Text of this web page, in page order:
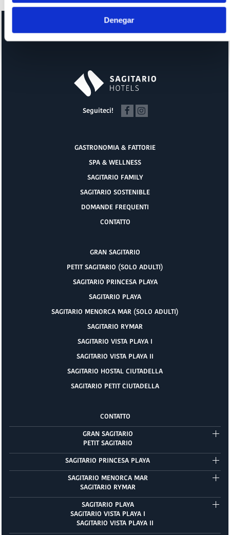
Denegar
Seguiteci!
GASTRONOMIA & FATTORIE
SPA & WELLNESS
SAGITARIO FAMILY
SAGITARIO SOSTENIBLE
DOMANDE FREQUENTI
CONTATTO
GRAN SAGITARIO
PETIT SAGITARIO (SOLO ADULTI)
SAGITARIO PRINCESA PLAYA
SAGITARIO PLAYA
SAGITARIO MENORCA MAR (SOLO ADULTI)
SAGITARIO RYMAR
SAGITARIO VISTA PLAYA I
SAGITARIO VISTA PLAYA II
SAGITARIO HOSTAL CIUTADELLA
SAGITARIO PETIT CIUTADELLA
CONTATTO
GRAN SAGITARIO
PETIT SAGITARIO
SAGITARIO PRINCESA PLAYA
SAGITARIO MENORCA MAR
SAGITARIO RYMAR
SAGITARIO PLAYA
SAGITARIO VISTA PLAYA I
SAGITARIO VISTA PLAYA II